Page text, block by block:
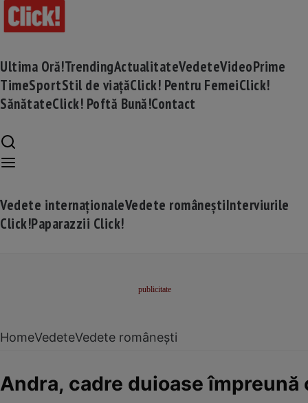
Ultima Oră!TrendingActualitateVedeteVideoPrime
TimeSportStil de viațăClick! Pentru FemeiClick!
SănătateClick! Poftă Bună!Contact
Vedete internaționaleVedete româneștiInterviurile
Click!Paparazzii Click!
HomeVedeteVedete românești
Andra, cadre duioase